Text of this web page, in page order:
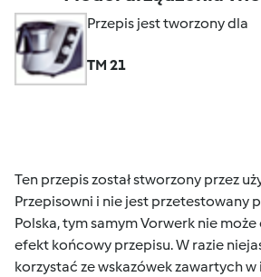
Przepis jest tworzony dla
TM 21
Ten przepis został stworzony przez
Przepisowni i nie jest przetestowany
Polska, tym samym Vorwerk nie
efekt końcowy przepisu. W razie
korzystać ze wskazówek zawartych w